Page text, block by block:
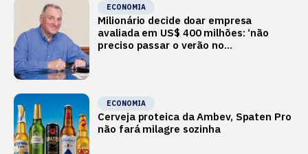
ECONOMIA
Milionário decide doar empresa
avaliada em US$ 400 milhões: ‘não
preciso passar o verão no
ECONOMIA
Cerveja proteica da Ambev, Spaten Pro
não fará milagre sozinha